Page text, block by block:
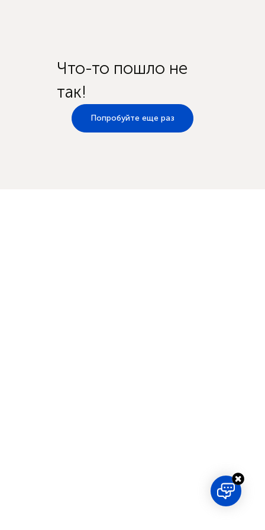
Что-то пошло не
так!
Попробуйте еще раз